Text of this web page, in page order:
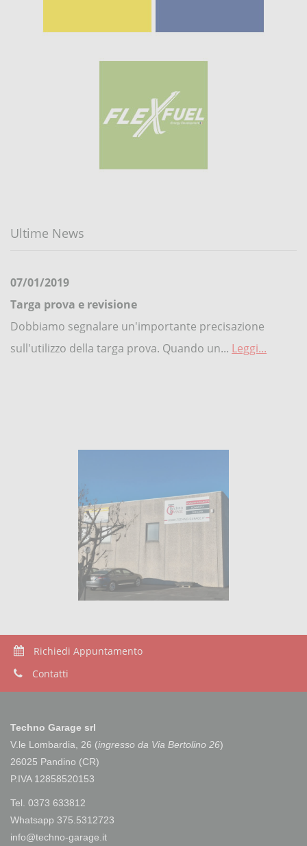
Ultime News
07/01/2019
Targa prova e revisione
Dobbiamo segnalare un'importante precisazione
sull'utilizzo della targa prova. Quando un... Leggi...
REVISIONI AUTO - MOTO - SCOOTER E 3/4 RUOTE Si
informa la gentile clientela che siamo operativi...
Aumento prezzo Revisione Ministeriale
Si avvisa che a far data del 01/11/2021, come disposto
Richiedi Appuntamento
Contatti
Techno Garage srl
V.le Lombardia, 26 (ingresso da Via Bertolino 26)
26025 Pandino (CR)
P.IVA 12858520153
Tel. 0373 633812
Whatsapp 375.5312723
info@techno-garage.it